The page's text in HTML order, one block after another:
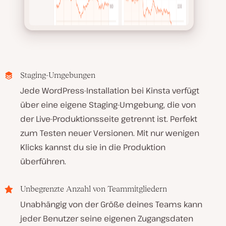
Staging-Umgebungen
Jede WordPress-Installation bei Kinsta verfügt
über eine eigene Staging-Umgebung, die von
der Live-Produktionsseite getrennt ist. Perfekt
zum Testen neuer Versionen. Mit nur wenigen
Klicks kannst du sie in die Produktion
überführen.
Unbegrenzte Anzahl von Teammitgliedern
Unabhängig von der Größe deines Teams kann
jeder Benutzer seine eigenen Zugangsdaten